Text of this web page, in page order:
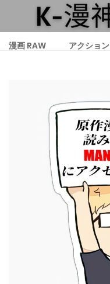
漫画 RAW アクション